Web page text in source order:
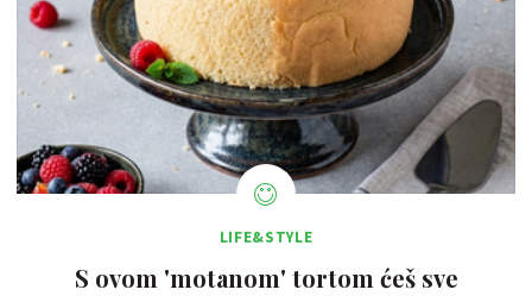
LIFE&STYLE
S ovom 'motanom' tortom ćeš sve